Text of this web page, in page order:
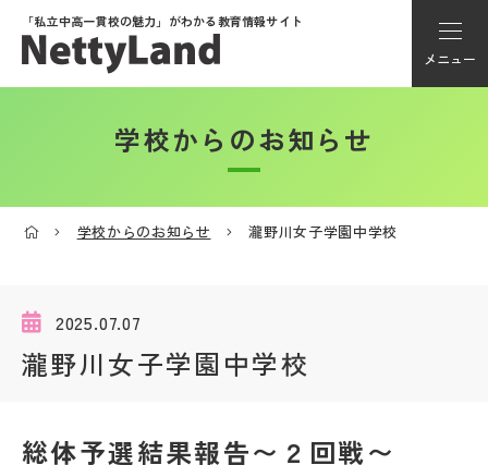
「私立中高一貫校の魅力」がわかる教育情報サイト
メニュー
アカウント登録
学校選び
学校からのお知らせ
学校からのお知らせ 瀧野川女子学園中学校
2025.07.07
瀧野川女子学園中学校
総体予選結果報告〜２回戦〜